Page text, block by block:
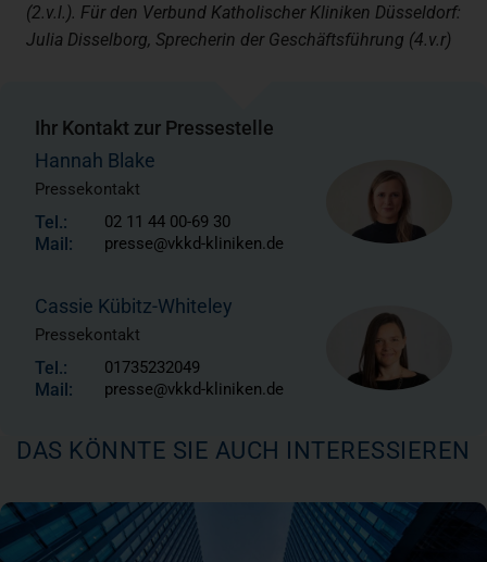
(2.v.l.). Für den Verbund Katholischer Kliniken Düsseldorf:
Julia Disselborg, Sprecherin der Geschäftsführung (4.v.r)
Ihr Kontakt zur Pressestelle
Hannah Blake
Pressekontakt
Tel.: 02 11 44 00-69 30
Mail: presse@vkkd-kliniken.de
Cassie Kübitz-Whiteley
Pressekontakt
Tel.: 01735232049
Mail: presse@vkkd-kliniken.de
DAS KÖNNTE SIE AUCH INTERESSIEREN